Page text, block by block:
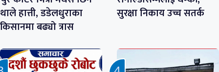
थाले हात्ती, डडेलधुराका
किसानमा बढ्यो त्रास
सुरक्षा निकाय उच्च सतर्क